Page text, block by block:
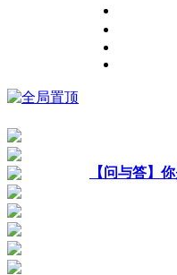
【问与答】